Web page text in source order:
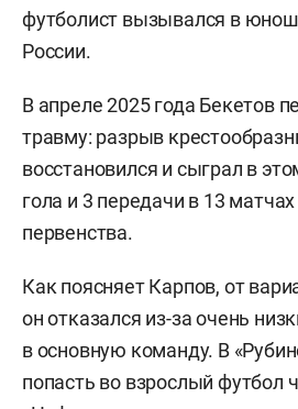
футболист вызывался в
России.
В апреле 2025 года Бекетов
травму: разрыв
восстановился и сыграл в
гола и 3 передачи в 13
первенства.
Как поясняет Карпов, от
он отказался из-за очень
в основную команду. В
попасть во взрослый футбол